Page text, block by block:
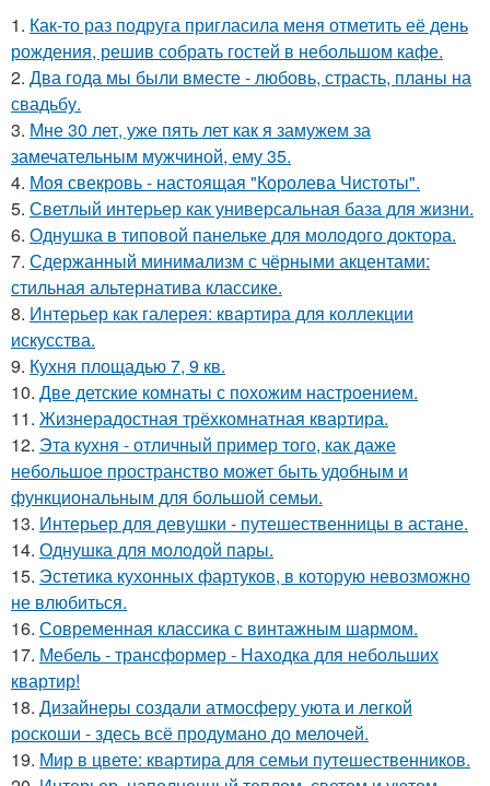
1. Как-то раз подруга пригласила меня отметить её день
рождения, решив собрать гостей в небольшом кафе.
2. Два года мы были вместе - любовь, страсть, планы на
свадьбу.
3. Мне 30 лет, уже пять лет как я замужем за
замечательным мужчиной, ему 35.
4. Моя свекровь - настоящая "Королева Чистоты".
5. Светлый интерьер как универсальная база для жизни.
6. Однушка в типовой панельке для молодого доктора.
7. Сдержанный минимализм с чёрными акцентами:
стильная альтернатива классике.
8. Интерьер как галерея: квартира для коллекции
искусства.
9. Кухня площадью 7, 9 кв.
10. Две детские комнаты с похожим настроением.
11. Жизнерадостная трёхкомнатная квартира.
12. Эта кухня - отличный пример того, как даже
небольшое пространство может быть удобным и
функциональным для большой семьи.
13. Интерьер для девушки - путешественницы в астане.
14. Однушка для молодой пары.
15. Эстетика кухонных фартуков, в которую невозможно
не влюбиться.
16. Современная классика с винтажным шармом.
17. Мебель - трансформер - Находка для небольших
квартир!
18. Дизайнеры создали атмосферу уюта и легкой
роскоши - здесь всё продумано до мелочей.
19. Мир в цвете: квартира для семьи путешественников.